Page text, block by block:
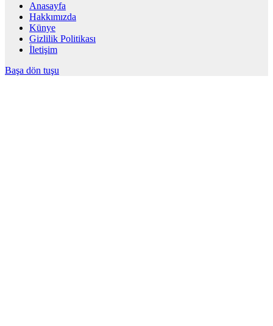
Anasayfa
Hakkımızda
Künye
Gizlilik Politikası
İletişim
Başa dön tuşu